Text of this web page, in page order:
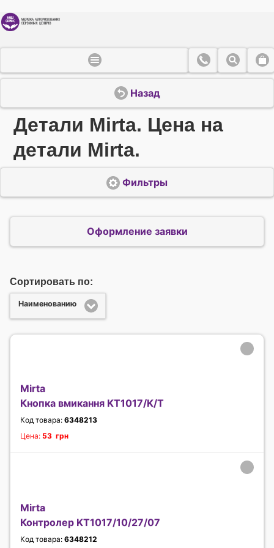
Назад
Детали Mirta. Цена на
детали Mirta.
Фильтры
Оформление заявки
Сортировать по:
Наименованию
Mirta
Кнопка вмикання KT1017/K/T
Код товара: 6348213
Цена: 53 грн
Mirta
Контролер KT1017/10/27/07
Код товара: 6348212